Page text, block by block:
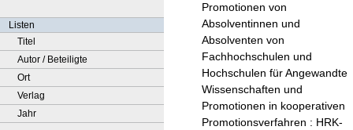
Listen
Titel
Autor / Beteiligte
Ort
Verlag
Jahr
Promotionen von
Absolventinnen und
Absolventen von
Fachhochschulen und
Hochschulen für Angewandte
Wissenschaften und
Promotionen in kooperativen
Promotionsverfahren : HRK-